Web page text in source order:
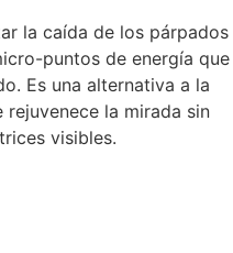
la caída de los párpados
puntos de energía que
Es una alternativa a la
la mirada sin
visibles.